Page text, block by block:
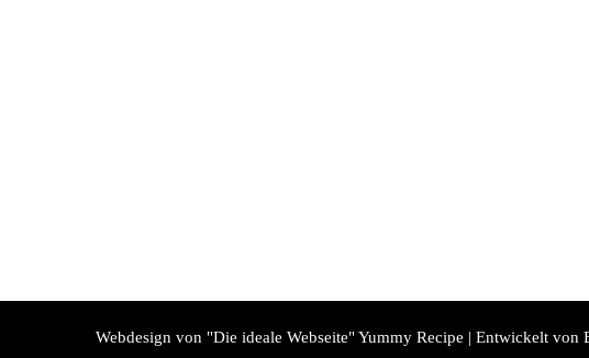
Webdesign von "Die ideale Webseite"Yummy Recipe | Entwickelt von